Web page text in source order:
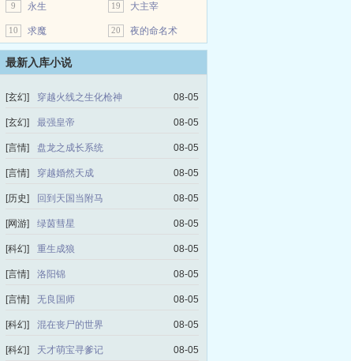
9 永生
10 求魔
19 大主宰
20 夜的命名术
最新入库小说
[玄幻] 穿越火线之生化枪神 08-05
[玄幻] 最强皇帝 08-05
[言情] 盘龙之成长系统 08-05
[言情] 穿越婚然天成 08-05
[历史] 回到天国当附马 08-05
[网游] 绿茵彗星 08-05
[科幻] 重生成狼 08-05
[言情] 洛阳锦 08-05
[言情] 无良国师 08-05
[科幻] 混在丧尸的世界 08-05
[科幻] 天才萌宝寻爹记 08-05